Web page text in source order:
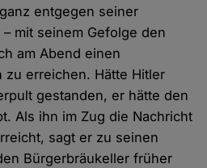
entgegen seiner
mit seinem Gefolge den
am Abend einen
zu erreichen. Hätte Hitler
gestanden, er hätte den
Als ihn im Zug die Nachricht
sagt er zu seinen
Bürgerbräukeller früher